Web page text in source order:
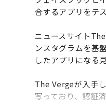
合するアプリをテ
ニュースサイト
ンスタグラムを基
したアプリになる
The Vergeが入手
写っており、認証